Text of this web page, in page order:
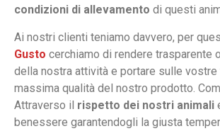
condizioni di allevamento di questi
Ai nostri clienti teniamo davvero, per
Gusto cerchiamo di rendere trasparente
della nostra attività e portare sulle vostre
massima qualità del nostro prodotto.
Attraverso il rispetto dei nostri animali
benessere garantendogli la giusta